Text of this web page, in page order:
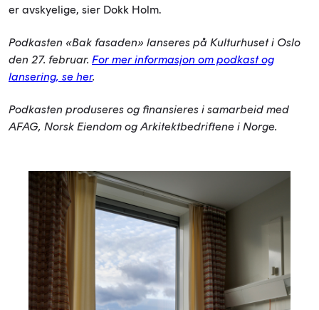
er avskyelige, sier Dokk Holm.
Podkasten «Bak fasaden» lanseres på Kulturhuset i Oslo
den 27. februar. For mer informasjon om podkast og
lansering, se her.
Podkasten produseres og finansieres i samarbeid med
AFAG, Norsk Eiendom og Arkitektbedriftene i Norge.